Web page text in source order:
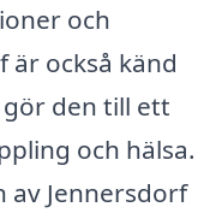
och
är också känd
den till ett
och hälsa.
av Jennersdorf